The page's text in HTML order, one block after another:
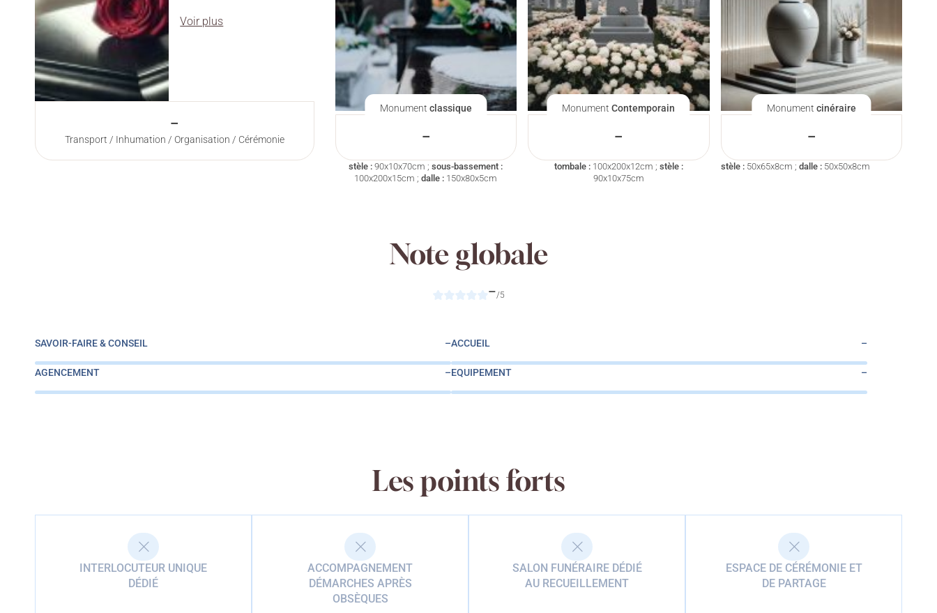
Voir plus
–
Transport / Inhumation / Organisation / Cérémonie
Monument classique
–
stèle : 90x10x70cm ;sous-bassement :
100x200x15cm ;dalle : 150x80x5cm
MonumentContemporain
–
tombale :100x200x12cm ; stèle :
90x10x75cm
Monument cinéraire
–
stèle :50x65x8cm ; dalle :50x50x8cm
Note globale
–/5
SAVOIR-FAIRE & CONSEIL –ACCUEIL –
AGENCEMENT –EQUIPEMENT –
Les points forts
INTERLOCUTEUR UNIQUE
DÉDIÉ
ACCOMPAGNEMENT
DÉMARCHES APRÈS
OBSÈQUES
SALON FUNÉRAIRE DÉDIÉ
AU RECUEILLEMENT
ESPACE DE CÉRÉMONIE ET
DE PARTAGE